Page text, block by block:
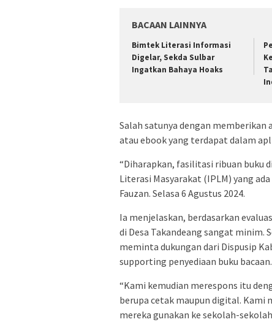
BACAAN LAINNYA
Bimtek Literasi Informasi
Digelar, Sekda Sulbar
Ingatkan Bahaya Hoaks
Salah satunya dengan memberikan
atau ebook yang terdapat dalam
“Diharapkan, fasilitasi ribuan buku
Literasi Masyarakat (IPLM) yang
Fauzan. Selasa 6 Agustus 2024.
Ia menjelaskan, berdasarkan
di Desa Takandeang sangat minim.
meminta dukungan dari Dispusip
supporting penyediaan buku bacaan.
“Kami kemudian merespons itu
berupa cetak maupun digital.
mereka gunakan ke sekolah-